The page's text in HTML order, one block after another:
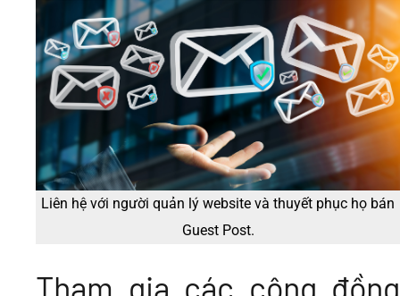
Liên hệ với người quản lý website và thuyết phục họ bán
Guest Post.
Tham gia các cộng đồng